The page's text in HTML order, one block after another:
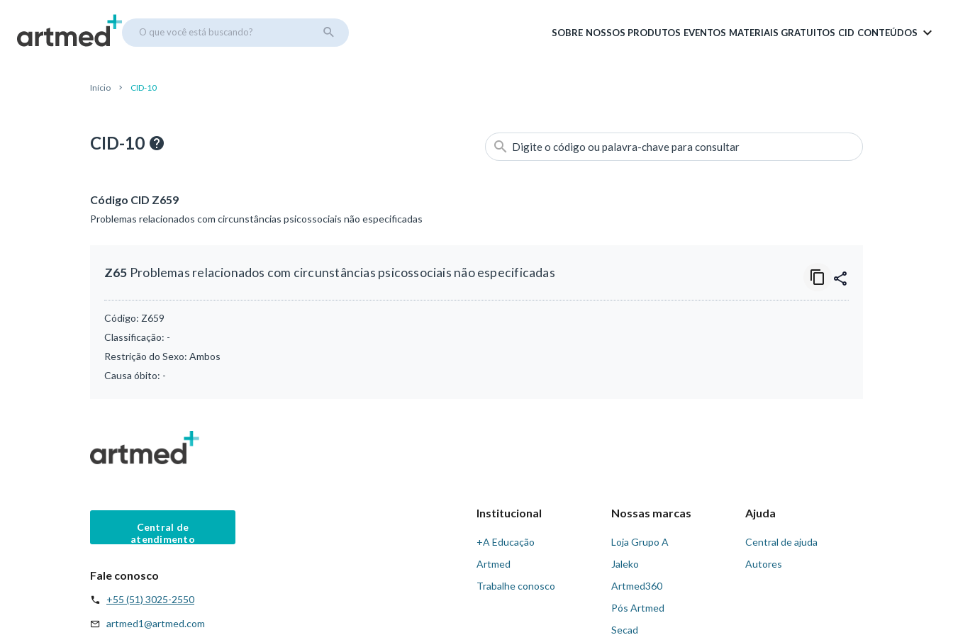
O que você está buscando? SOBRE NOSSOS PRODUTOS EVENTOS MATERIAIS GRATUITOS CID CONTEÚDOS
Início CID-10
CID-10 Digite o código ou palavra-chave para consultar
Código CID Z659
Problemas relacionados com circunstâncias psicossociais não especificadas
Z65 Problemas relacionados com circunstâncias psicossociais não especificadas
Código: Z659
Classificação: -
Restrição do Sexo: Ambos
Causa óbito: -
Central de
atendimento
Fale conosco
+55 (51) 3025-2550
artmed1@artmed.com
Institucional
+A Educação
Artmed
Trabalhe conosco
Nossas marcas
Loja Grupo A
Jaleko
Artmed360
Pós Artmed
Secad
Ajuda
Central de ajuda
Autores